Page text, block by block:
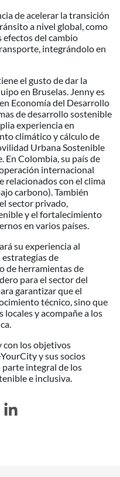
de acelerar la transición
a nivel global, como
del cambio
integrándolo en
el gusto de dar la
en Bruselas. Jenny es
Economía del Desarrollo
de desarrollo sostenible
experiencia en
climático y cálculo de
Urbana Sostenible
En Colombia, su país de
internacional
con el clima
carbono). También
sector privado,
y el fortalecimiento
en varios países.
su experiencia al
de
de herramientas de
para el sector del
garantizar que el
técnico, sino que
y acompañe a los
con los objetivos
y sus socios
integral de los
e inclusiva.